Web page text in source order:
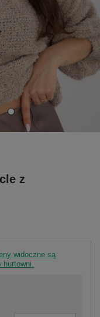
z
widoczne są